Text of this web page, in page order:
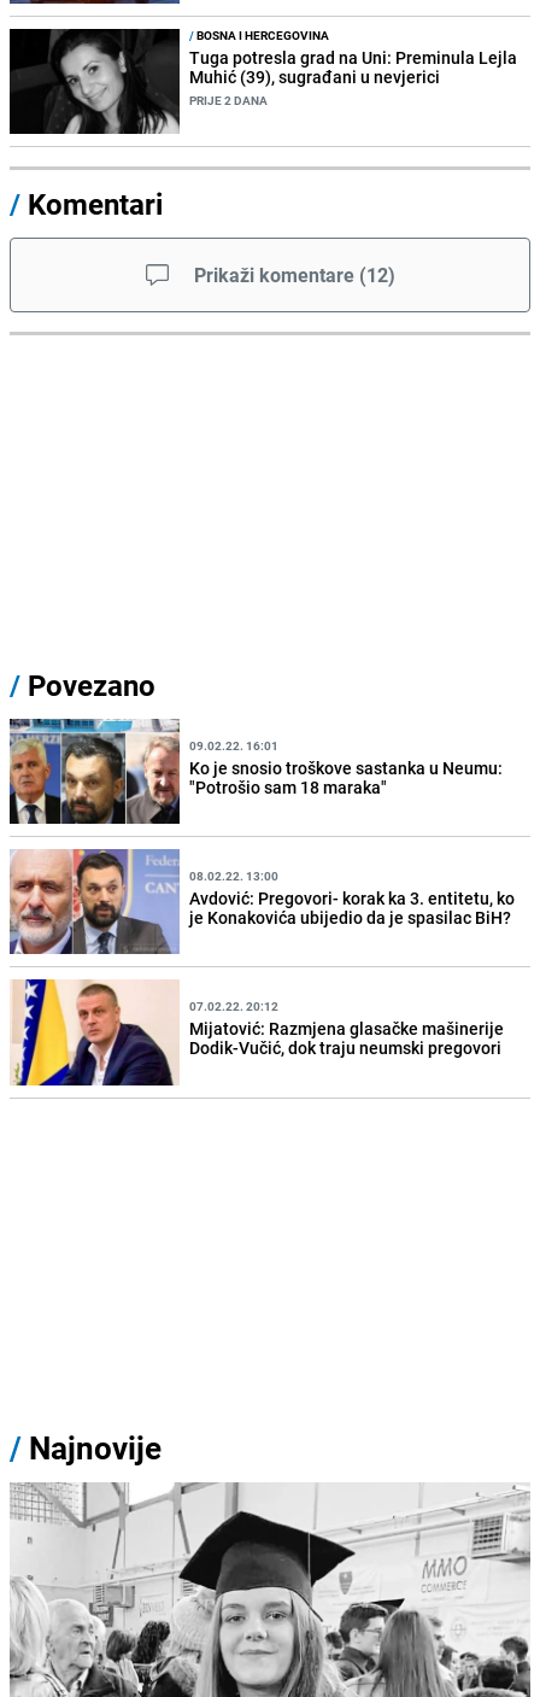
/BOSNA I HERCEGOVINA
Tuga potresla grad na Uni: Preminula Lejla
Muhić (39), sugrađani u nevjerici
PRIJE 2 DANA
/ Komentari
Prikaži komentare (12)
/ Povezano
09.02.22. 16:01
Ko je snosio troškove sastanka u Neumu:
"Potrošio sam 18 maraka"
08.02.22. 13:00
Avdović: Pregovori- korak ka 3. entitetu, ko
je Konakovića ubijedio da je spasilac BiH?
07.02.22. 20:12
Mijatović: Razmjena glasačke mašinerije
Dodik-Vučić, dok traju neumski pregovori
/ Najnovije